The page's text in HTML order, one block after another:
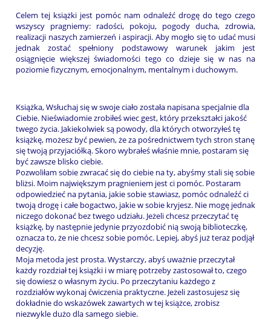
Celem tej książki jest pomóc nam odnaleźć drogę do tego czego
wszyscy pragniemy: radości, pokoju, pogody ducha, zdrowia,
realizacji naszych zamierzeń i aspiracji. Aby mogło się to udać musi
jednak zostać spełniony podstawowy warunek jakim jest
osiągnięcie większej świadomości tego co dzieje się w nas na
poziomie fizycznym, emocjonalnym, mentalnym i duchowym.
Książka, Wsłuchaj się w swoje ciało została napisana specjalnie dla
Ciebie. Nieświadomie zrobiłeś wiec gest, który przekształci jakość
twego życia. Jakiekolwiek są powody, dla których otworzyłeś tę
książkę, możesz być pewien, że za pośrednictwem tych stron stanę
się twoją przyjaciółką. Skoro wybrałeś właśnie mnie, postaram się
być zawsze blisko ciebie.
Pozwoliłam sobie zwracać się do ciebie na ty, abyśmy stali się sobie
bliżsi. Moim największym pragnieniem jest ci pomóc. Postaram
odpowiedzieć na pytania, jakie sobie stawiasz, pomóc odnaleźć ci
twoją drogę i całe bogactwo, jakie w sobie kryjesz. Nie mogę jednak
niczego dokonać bez twego udziału. Jeżeli chcesz przeczytać tę
książkę, by następnie jedynie przyozdobić nią swoją biblioteczkę,
oznacza to, że nie chcesz sobie pomóc. Lepiej, abyś już teraz podjął
decyzję.
Moja metoda jest prosta. Wystarczy, abyś uważnie przeczytał
każdy rozdział tej książki i w miarę potrzeby zastosował to, czego
się dowiesz o własnym życiu. Po przeczytaniu każdego z
rozdziałów wykonaj ćwiczenia praktyczne. Jeżeli zastosujesz się
dokładnie do wskazówek zawartych w tej książce, zrobisz
niezwykle dużo dla samego siebie.